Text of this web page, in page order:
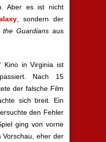
Aber es ist nicht
, sondern der
the Guardians aus
Kino in Virginia ist
Nach 15
der falsche Film
sich breit. Ein
den Fehler
ging von vorne
Vorschau, eher der